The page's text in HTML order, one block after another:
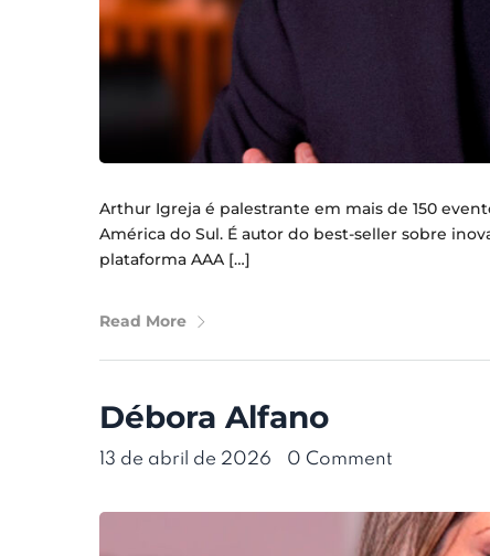
Arthur Igreja é palestrante em mais de 150
América do Sul. É autor do best-seller sobre
plataforma AAA […]
Read More
Débora Alfano
13 de abril de 2026 0 Comment